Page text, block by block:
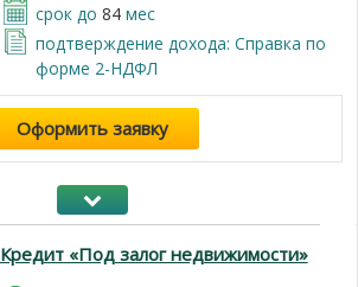
срок до 84мес
подтверждение дохода: Справка по
форме 2-НДФЛ
Оформить заявку
Кредит «Под залог недвижимости»